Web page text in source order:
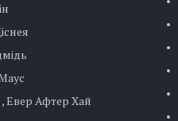
Евер Афтер Хай